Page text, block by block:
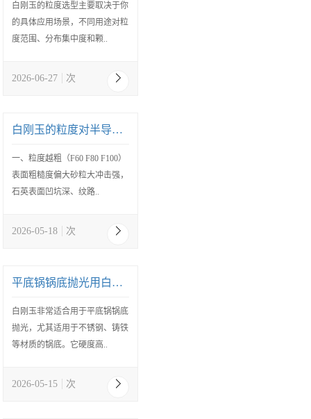
白刚玉的粒度选型主要取决于你
的具体应用场景，不同用途对粒
度范围、分布集中度和颗..
2026-06-27 次
白刚玉的粒度对半导体石英制品的喷砂效果影响
一、粒度越粗（F60 F80 F100）
表面粗糙度偏大砂粒大冲击强，
石英表面凹坑深、纹路..
2026-05-18 次
平底锅锅底抛光用白刚玉
白刚玉非常适合用于平底锅锅底
抛光，尤其适用于不锈钢、铸铁
等材质的锅底。它硬度高..
2026-05-15 次